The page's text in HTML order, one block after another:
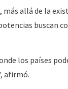
más allá de la
buscan
los países
afirmó.